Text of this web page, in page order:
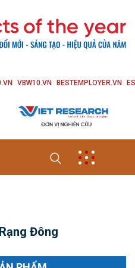
VBW10.VN BESTEMPLOYER.VN
Đông